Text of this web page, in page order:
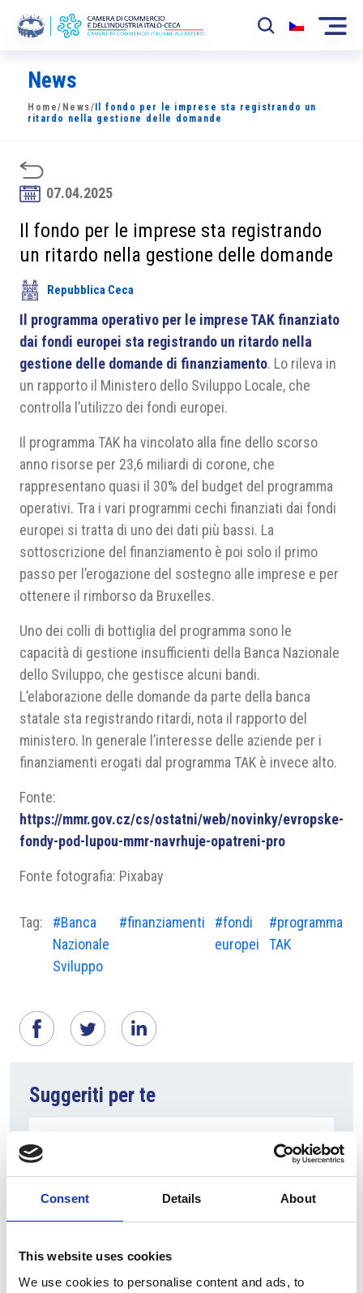
Consent Details About
This website uses cookies
We use cookies to personalise content and ads, to
La Camera
News
Sviluppo Mercato
Soci
Partner
Progetti
Area riservata
News
Home/ News/ Il fondo per le imprese sta registrando un
ritardo nella gestione delle domande
07.04.2025
Il fondo per le imprese sta registrando
un ritardo nella gestione delle domande
Repubblica Ceca
Il programma operativo per le imprese TAK finanziato
dai fondi europei sta registrando un ritardo nella
gestione delle domande di finanziamento. Lo rileva in
un rapporto il Ministero dello Sviluppo Locale, che
controlla l’utilizzo dei fondi europei.
Il programma TAK ha vincolato alla fine dello scorso
anno risorse per 23,6 miliardi di corone, che
rappresentano quasi il 30% del budget del programma
operativi. Tra i vari programmi cechi finanziati dai fondi
europei si tratta di uno dei dati più bassi. La
sottoscrizione del finanziamento è poi solo il primo
passo per l’erogazione del sostegno alle imprese e per
ottenere il rimborso da Bruxelles.
Uno dei colli di bottiglia del programma sono le
capacità di gestione insufficienti della Banca Nazionale
dello Sviluppo, che gestisce alcuni bandi.
L’elaborazione delle domande da parte della banca
statale sta registrando ritardi, nota il rapporto del
ministero. In generale l’interesse delle aziende per i
finanziamenti erogati dal programma TAK è invece alto.
Fonte:
https://mmr.gov.cz/cs/ostatni/web/novinky/evropske-
fondy-pod-lupou-mmr-navrhuje-opatreni-pro
Fonte fotografia: Pixabay
Tag:
#Banca
Nazionale
Sviluppo
#finanziamenti
#fondi
europei
#programma
TAK
Suggeriti per te